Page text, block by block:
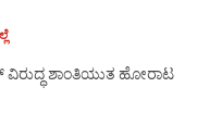
ಶಾಂತಿಯುತ ಹೋರಾಟ